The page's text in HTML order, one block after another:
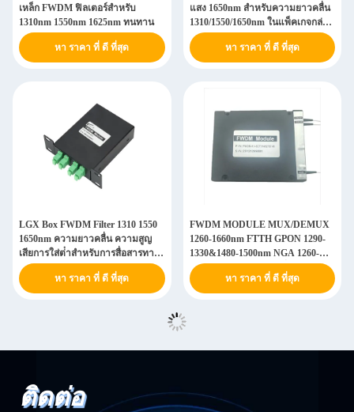
เหล็ก FWDM ฟิลเตอร์สําหรับ
1310nm 1550nm 1625nm ทนทาน
หา ราคา ที่ ดี ที่สุด
แสง 1650nm สำหรับความยาวคลื่น
1310/1550/1650nm ในแพ็คเกจกล่อง
LGX
หา ราคา ที่ ดี ที่สุด
LGX Box FWDM Filter 1310 1550
1650nm ความยาวคลื่น ความสูญ
เสียการใส่ต่ําสําหรับการสื่อสารทาง
ออปติก
หา ราคา ที่ ดี ที่สุด
FWDM MODULE MUX/DEMUX
1260-1660nm FTTH GPON 1290-
1330&1480-1500nm NGA 1260-
1280&1575-1650nm เครื่องกรอง
ขอบแบบเดียว WDM OADM
หา ราคา ที่ ดี ที่สุด
ติดต่อ